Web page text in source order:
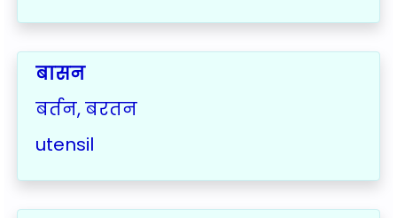
बासन
बर्तन, बरतन
utensil